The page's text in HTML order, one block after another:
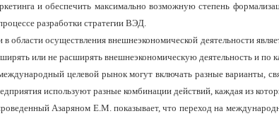
и обеспечить максимально возможную степень
разработки стратегии ВЭД.
в области осуществления внешнеэкономической деятельности
или не расширять внешнеэкономическую деятельность и по
целевой рынок могут включать разные варианты,
используют разные комбинации действий, каждая из
Азаряном Е.М. показывает, что переход на